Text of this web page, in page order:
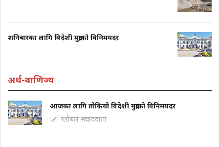
शनिबारका लागि विदेशी मुद्राको विनिमयदर
अर्थ-वाणिज्य
आजका लागि तोकियो विदेशी मुद्राको विनिमयदर
ग्लोबल संवाददाता